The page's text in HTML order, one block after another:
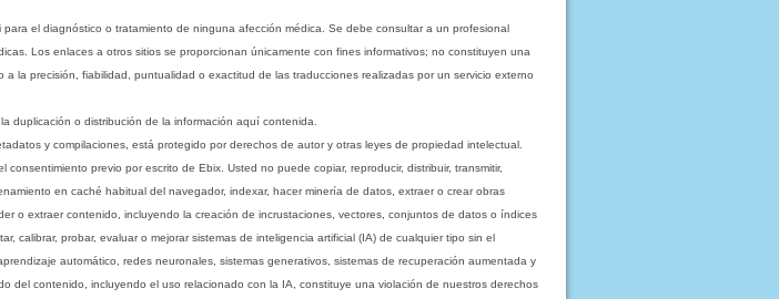
el diagnóstico o tratamiento de ninguna afección médica. Se debe consultar a un profesional
Los enlaces a otros sitios se proporcionan únicamente con fines informativos; no constituyen una
la precisión, fiabilidad, puntualidad o exactitud de las traducciones realizadas por un servicio externo
duplicación o distribución de la información aquí contenida.
y compilaciones, está protegido por derechos de autor y otras leyes de propiedad intelectual.
previo por escrito de Ebix. Usted no puede copiar, reproducir, distribuir, transmitir,
en caché habitual del navegador, indexar, hacer minería de datos, extraer o crear obras
o extraer contenido, incluyendo la creación de incrustaciones, vectores, conjuntos de datos o índices
calibrar, probar, evaluar o mejorar sistemas de inteligencia artificial (IA) de cualquier tipo sin el
automático, redes neuronales, sistemas generativos, sistemas de recuperación aumentada y
del contenido, incluyendo el uso relacionado con la IA, constituye una violación de nuestros derechos